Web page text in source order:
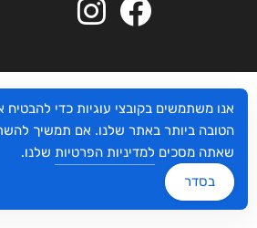
אנו משתמשים בקובצי עוגיות כדי להבטיח
הטובה ביותר באתר שלנו. אם תמשיך
שאתה מסכים למדיניות הפרטיות שלנו.
בסדר